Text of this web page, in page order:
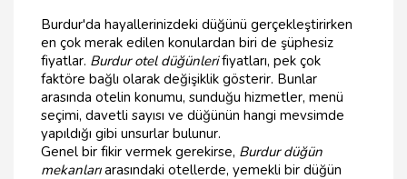
Burdur'da hayallerinizdeki düğünü gerçekleştirirken
en çok merak edilen konulardan biri de şüphesiz
fiyatlar. Burdur otel düğünlerifiyatları, pek çok
faktöre bağlı olarak değişiklik gösterir. Bunlar
arasında otelin konumu, sunduğu hizmetler, menü
seçimi, davetli sayısı ve düğünün hangi mevsimde
yapıldığı gibi unsurlar bulunur.
Genel bir fikir vermek gerekirse, Burdur düğün
mekanlarıarasındaki otellerde, yemekli bir düğün